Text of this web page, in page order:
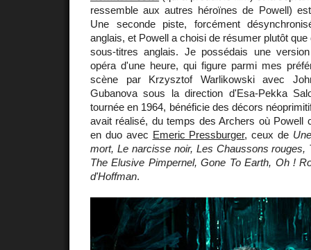
ressemble aux autres héroïnes de Powell)
Une seconde piste, forcément
anglais, et Powell a choisi de résumer plutôt
sous-titres anglais. Je possédais une
opéra d'une heure, qui figure parmi mes
scène par Krzysztof Warlikowski avec
Gubanova sous la direction d'Esa-Pekka
tournée en 1964, bénéficie des décors
avait réalisé, du temps des Archers où Powell
en duo avec Emeric Pressburger, ceux de
mort, Le narcisse noir, Les Chaussons
The Elusive Pimpernel, Gone To Earth, Oh !
d'Hoffman.